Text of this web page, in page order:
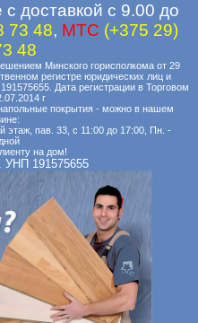
доставкой с 9.00 до
73 48, MTC (+375 29)
48
Минского горисполкома от 29
регистре юридических лиц и
Дата регистрации в Торговом
г
покрытия - можно в нашем
этаж, пав. 33, с 11:00 до 17:00, Пн. -
на дом!
УНП 191575655